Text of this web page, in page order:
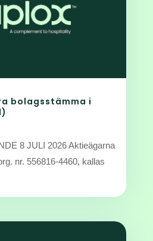
bolagsstämma i
8 JULI 2026 Aktieägarna
nr. 556816-4460, kallas